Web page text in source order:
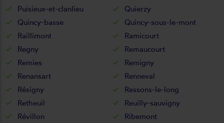
Puisieux-et-clanlieu
Quierzy
Quincy-basse
Quincy-sous-le-mont
Raillimont
Ramicourt
Regny
Remaucourt
Remies
Remigny
Renansart
Renneval
Résigny
Ressons-le-long
Retheuil
Reuilly-sauvigny
Révillon
Ribemont